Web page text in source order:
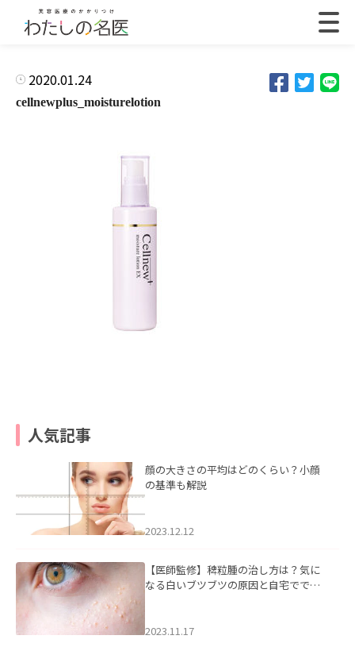
2020.01.24
cellnewplus_moisturelotion
人気記事
顔の大きさの平均はどのくらい？小顔
の基準も解説
2023.12.12
【医師監修】稗粒腫の治し方は？気に
なる白いブツブツの原因と自宅ででき
2023.11.17